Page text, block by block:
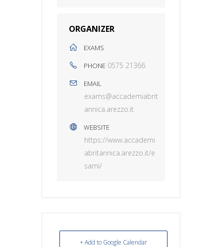
ORGANIZER
EXAMS
PHONE 0575 21366
EMAIL
exams@accademiabrit
annica.arezzo.it
WEBSITE
https://www.accademi
abritannica.arezzo.it/e
sami/
+ Add to Google Calendar